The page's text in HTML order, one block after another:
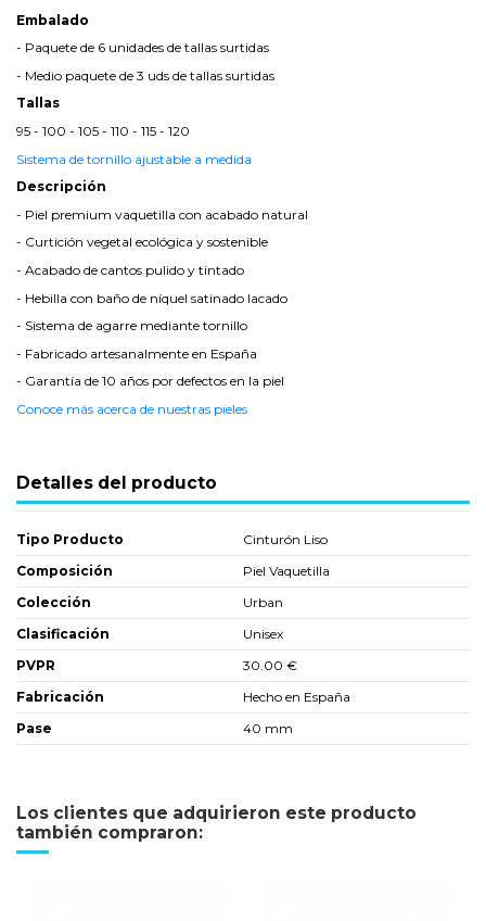
Embalado
- Paquete de 6 unidades de tallas surtidas
- Medio paquete de 3 uds de tallas surtidas
Tallas
95 - 100 - 105 - 110 - 115 - 120
Sistema de tornillo ajustable a medida
Descripción
- Piel premium vaquetilla con acabado natural
- Curtición vegetal ecológica y sostenible
- Acabado de cantos pulido y tintado
- Hebilla con baño de níquel satinado lacado
- Sistema de agarre mediante tornillo
- Fabricado artesanalmente en España
- Garantía de 10 años por defectos en la piel
Conoce más acerca de nuestras pieles
Detalles del producto
Tipo Producto
Cinturón Liso
Composición
Piel Vaquetilla
Colección
Urban
Clasificación
Unisex
PVPR
30.00 €
Fabricación
Hecho en España
Pase
40 mm
Los clientes que adquirieron este producto
también compraron: